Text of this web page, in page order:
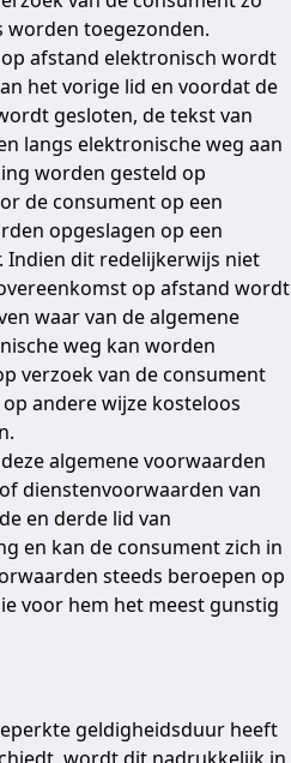
toegezonden.
afstand elektronisch wordt
het vorige lid en voordat de
gesloten, de tekst van
langs elektronische weg aan
worden gesteld op
de consument op een
opgeslagen op een
Indien dit redelijkerwijs niet
op afstand wordt
waar van de algemene
weg kan worden
verzoek van de consument
andere wijze kosteloos
algemene voorwaarden
dienstenvoorwaarden van
en derde lid van
en kan de consument zich in
steeds beroepen op
voor hem het meest gunstig
geldigheidsduur heeft